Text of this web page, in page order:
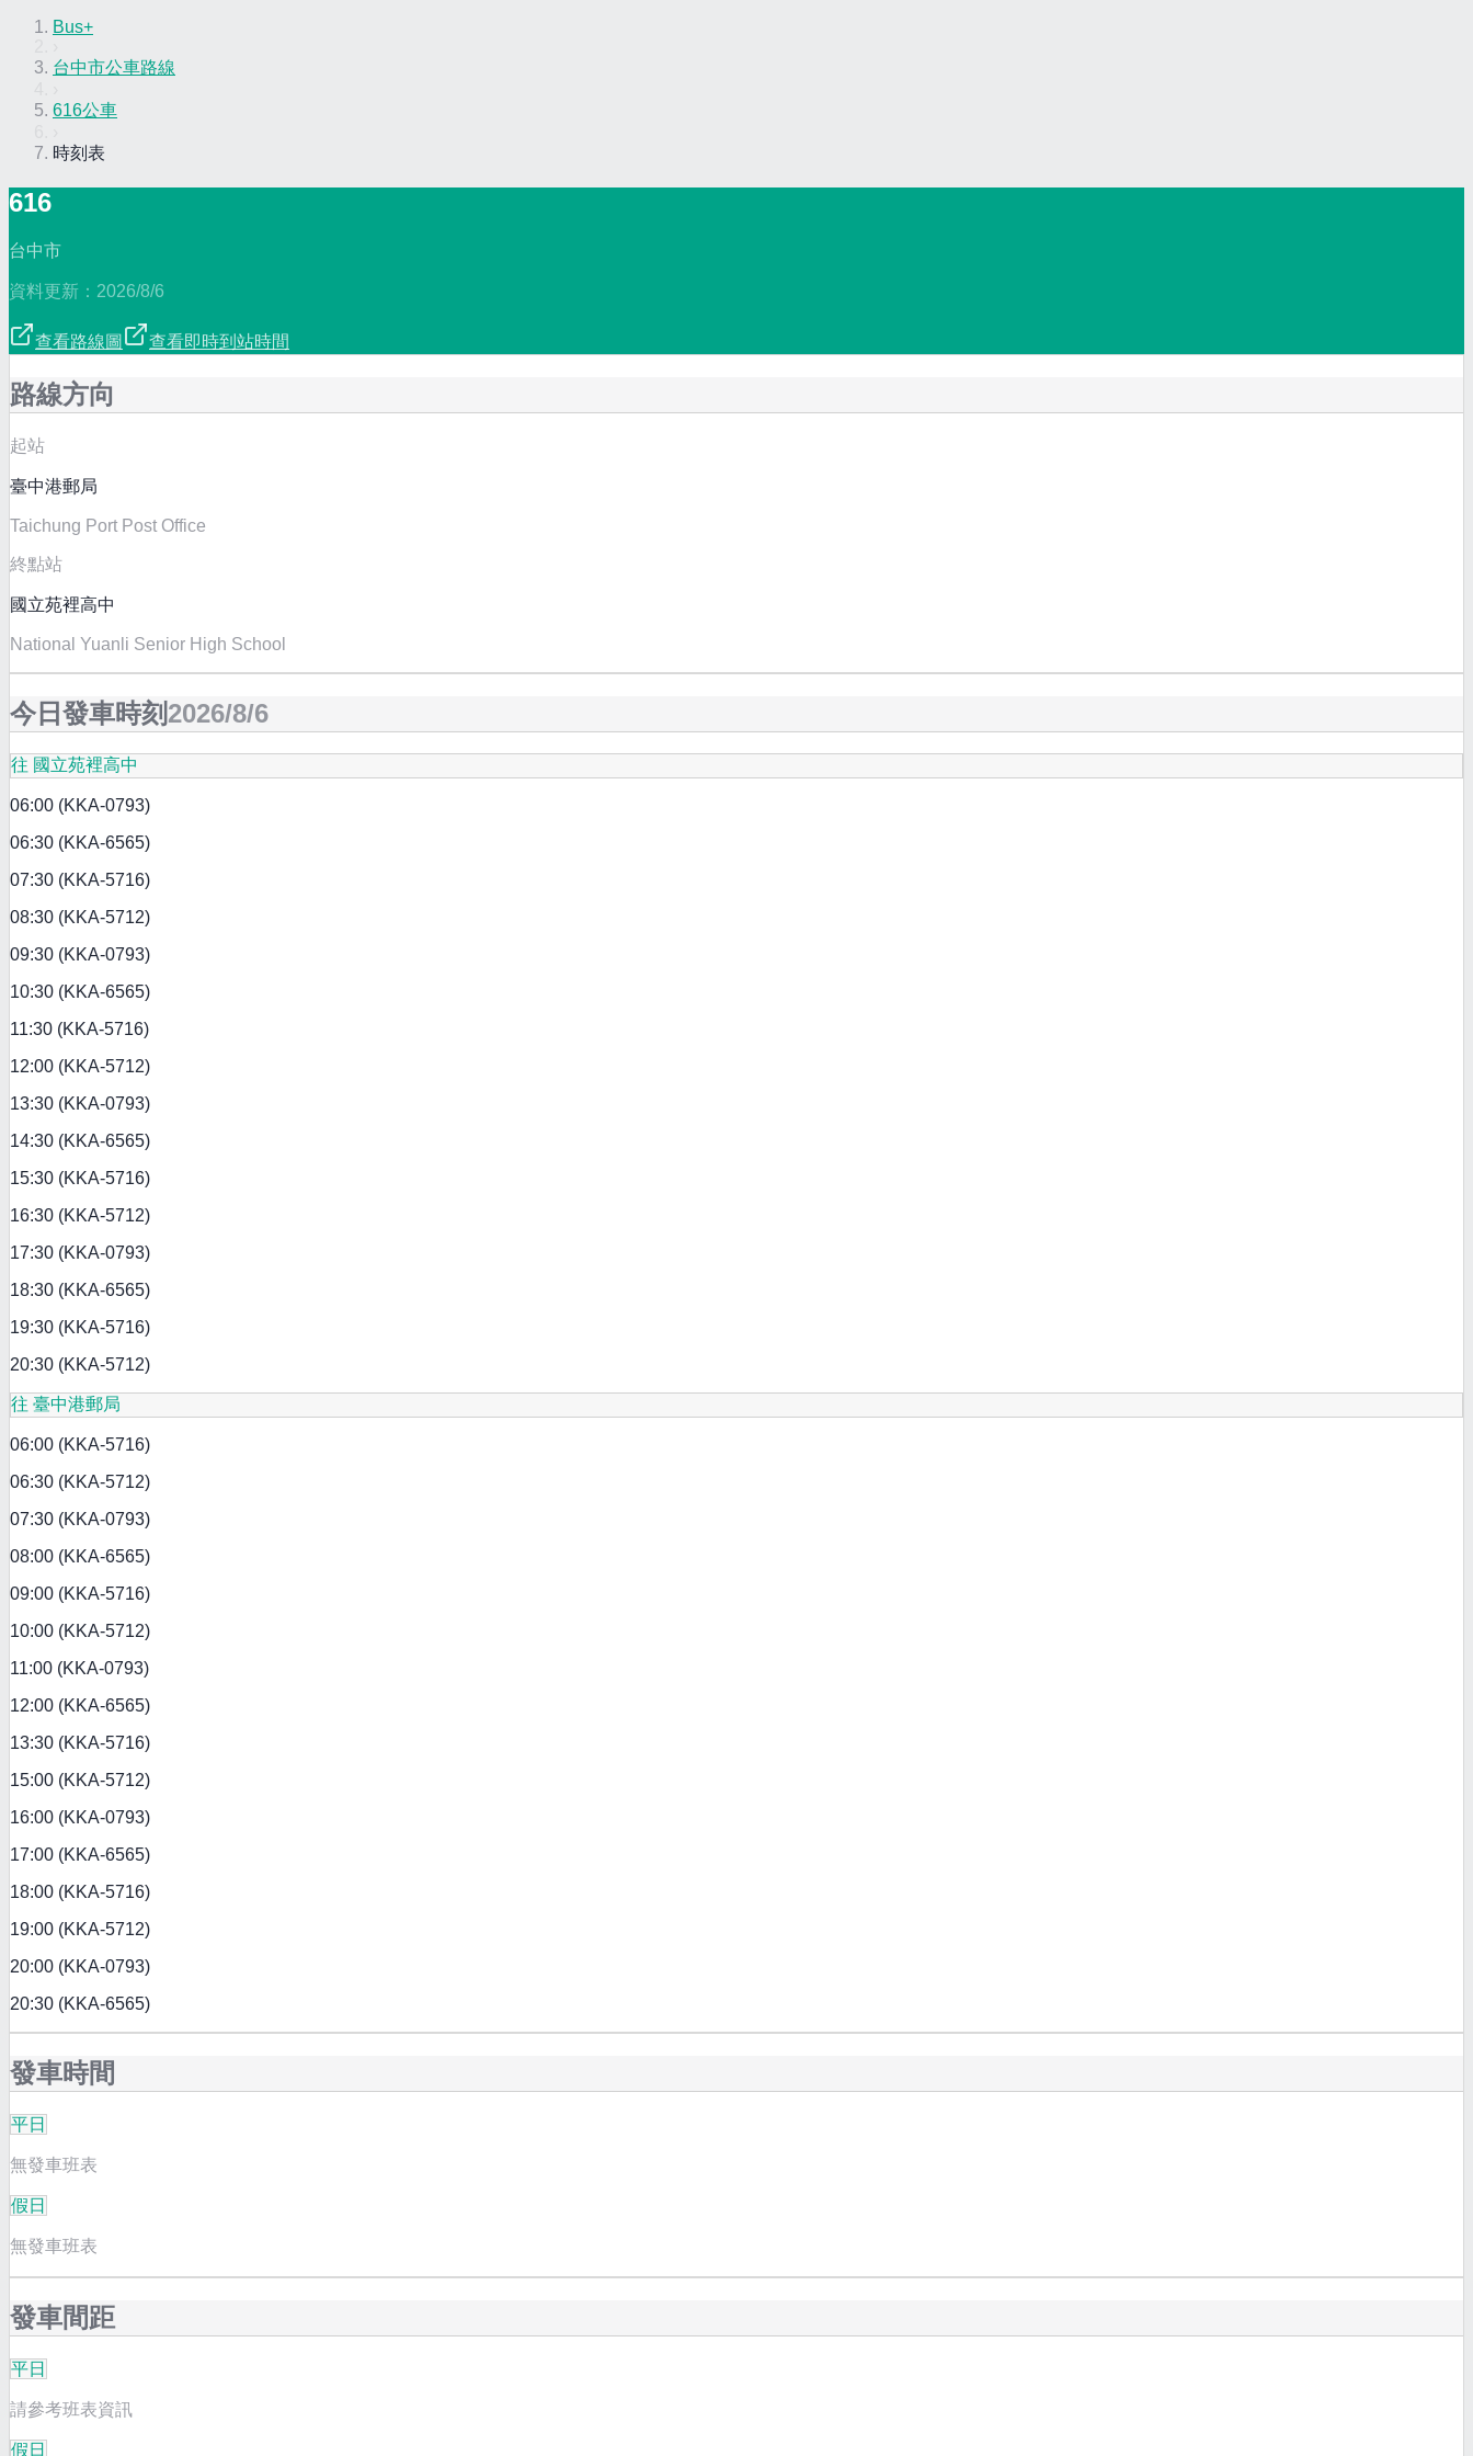
Bus+
台中市公車路線
616公車
時刻表
616
台中市
資料更新： 2026/8/6
查看路線圖 查看即時到站時間
路線方向
起站
臺中港郵局
Taichung Port Post Office
終點站
國立苑裡高中
National Yuanli Senior High School
今日發車時刻 2026/8/6
往 國立苑裡高中
06:00 (KKA-0793)
06:30 (KKA-6565)
07:30 (KKA-5716)
08:30 (KKA-5712)
09:30 (KKA-0793)
10:30 (KKA-6565)
11:30 (KKA-5716)
12:00 (KKA-5712)
13:30 (KKA-0793)
14:30 (KKA-6565)
15:30 (KKA-5716)
16:30 (KKA-5712)
17:30 (KKA-0793)
18:30 (KKA-6565)
19:30 (KKA-5716)
20:30 (KKA-5712)
往 臺中港郵局
06:00 (KKA-5716)
06:30 (KKA-5712)
07:30 (KKA-0793)
08:00 (KKA-6565)
09:00 (KKA-5716)
10:00 (KKA-5712)
11:00 (KKA-0793)
12:00 (KKA-6565)
13:30 (KKA-5716)
15:00 (KKA-5712)
16:00 (KKA-0793)
17:00 (KKA-6565)
18:00 (KKA-5716)
19:00 (KKA-5712)
20:00 (KKA-0793)
20:30 (KKA-6565)
發車時間
平日
無發車班表
假日
無發車班表
發車間距
平日
請參考班表資訊
假日